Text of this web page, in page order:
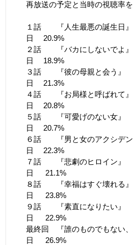
再放送の予定と当時の視聴率
１話 『人生最悪の
日 20.9%
２話 『バカにしな
日 18.9%
３話 『彼の母親と
日 21.3%
４話 『お局様と呼
日 20.8%
５話 『可愛げのな
日 20.7%
６話 『男と女のアク
日 22.3%
７話 『悲劇のヒロ
日 21.1%
８話 『幸福はすぐ
日 23.8%
９話 『素直になり
日 22.9%
最終回 『誰のものでもない
日 26.9%